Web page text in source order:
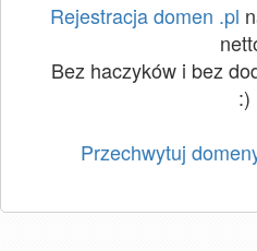
Rejestracja domen .pl
Bez haczyków i bez
:)
Przechwytuj